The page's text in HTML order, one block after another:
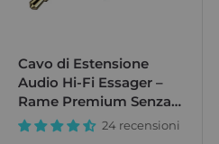
Cavo di Estensione
Audio Hi-Fi Essager –
Rame Premium Senza
Ossigeno
24 recensioni